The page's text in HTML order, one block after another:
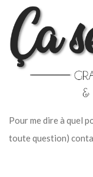
Pour me dire à quel
toute question)